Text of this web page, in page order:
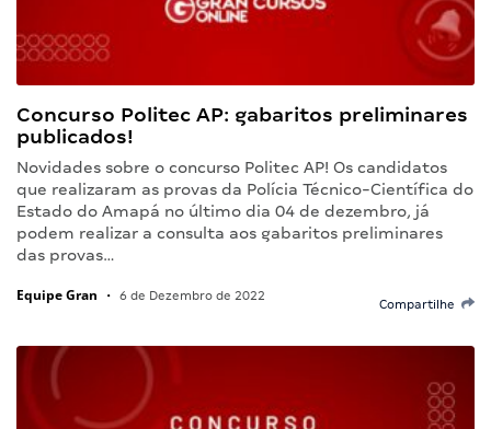
Concurso Politec AP: gabaritos preliminares
publicados!
Novidades sobre o concurso Politec AP! Os candidatos
que realizaram as provas da Polícia Técnico-Científica do
Estado do Amapá no último dia 04 de dezembro, já
podem realizar a consulta aos gabaritos preliminares
das provas…
Equipe Gran • 6 de Dezembro de 2022
Compartilhe